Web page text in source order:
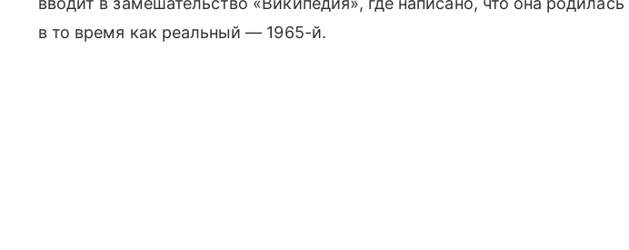
в то время как реальный — 1965-й.